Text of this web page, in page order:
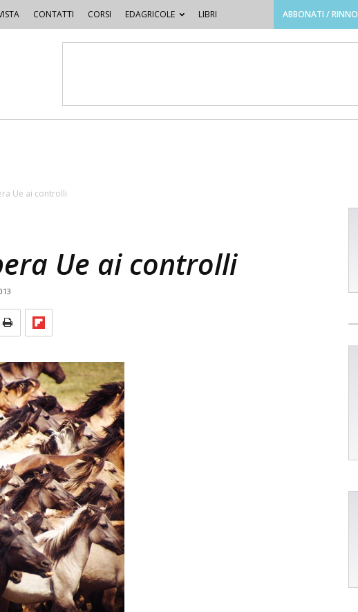
CONTATTI CORSI EDAGRICOLE LIBRI ABBONATI /
Ue ai controlli
Ue ai controlli